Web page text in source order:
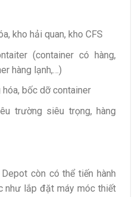
kho hải quan, kho CFS
(container có hàng,
hàng lạnh,…)
bốc dỡ container
trường siêu trọng, hàng
còn có thể tiến hành
như lắp đặt máy móc thiết